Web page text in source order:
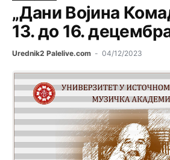
„Дани Војина
13. до 16.
Urednik2 Palelive.com - 04/12/2023